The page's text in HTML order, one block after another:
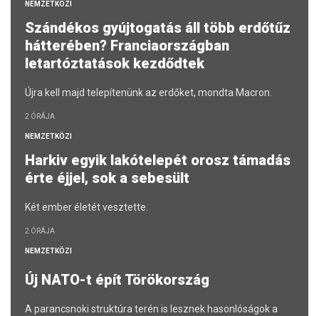
NEMZETKÖZI
Szándékos gyújtogatás áll több erdőtűz
hátterében? Franciaországban
letartóztatások kezdődtek
Újra kell majd telepítenünk az erdőket, mondta Macron.
2 ÓRÁJA
NEMZETKÖZI
Harkiv egyik lakótelepét orosz támadás
érte éjjel, sok a sebesült
Két ember életét vesztette.
2 ÓRÁJA
NEMZETKÖZI
Új NATO-t épít Törökország
A parancsnoki struktúra terén is lesznek hasonlóságok a